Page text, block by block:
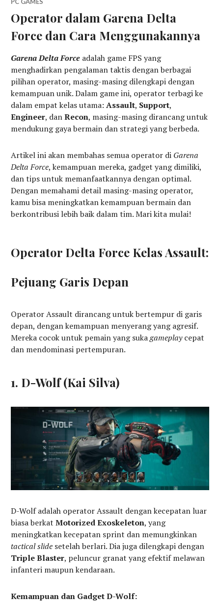
Operator dalam Garena Delta
Force dan Cara Menggunakannya
Garena Delta Force adalah game FPS yang
menghadirkan pengalaman taktis dengan berbagai
pilihan operator, masing-masing dilengkapi dengan
kemampuan unik. Dalam game ini, operator terbagi ke
dalam empat kelas utama:Assault, Support,
Engineer, danRecon, masing-masing dirancang untuk
mendukung gaya bermain dan strategi yang berbeda.
Artikel ini akan membahas semua operator di Garena
Delta Force, kemampuan mereka, gadget yang dimiliki,
dan tips untuk memanfaatkannya dengan optimal.
Dengan memahami detail masing-masing operator,
kamu bisa meningkatkan kemampuan bermain dan
berkontribusi lebih baik dalam tim. Mari kita mulai!
Operator Delta Force Kelas Assault:
Pejuang Garis Depan
Operator Assault dirancang untuk bertempur di garis
depan, dengan kemampuan menyerang yang agresif.
Mereka cocok untuk pemain yang sukagameplaycepat
dan mendominasi pertempuran.
1. D-Wolf (Kai Silva)
D-Wolf adalah operator Assault dengan kecepatan luar
biasa berkatMotorized Exoskeleton, yang
meningkatkan kecepatan sprint dan memungkinkan
tactical slide setelah berlari. Dia juga dilengkapi dengan
Triple Blaster, peluncur granat yang efektif melawan
infanteri maupun kendaraan.
Kemampuan dan Gadget D-Wolf: